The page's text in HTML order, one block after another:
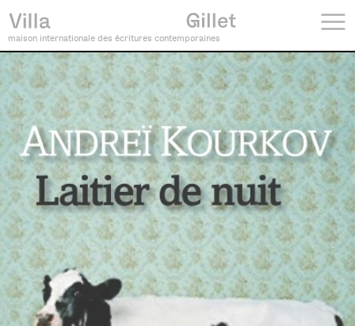
maison internationale des écritures contemporaines